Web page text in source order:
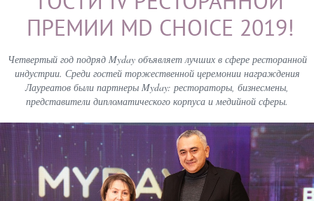
ПРЕМИИ MD CHOICE 2019!
Четвертый год подряд Myday объявляет лучших в сфере ресторанной
индустрии. Среди гостей торжественной церемонии награждения
Лауреатов были партнеры Myday: рестораторы, бизнесмены,
представители дипломатического корпуса и медийной сферы.